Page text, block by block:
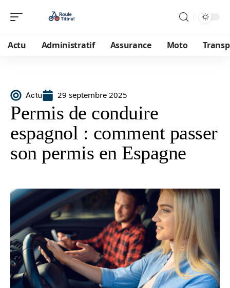
Actu Administratif Assurance Moto
Actu 29 septembre 2025
Permis de conduire
espagnol : comment passer
son permis en Espagne